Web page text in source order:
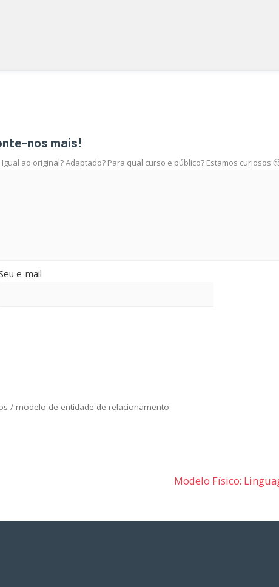
nos mais!
ao original? Adaptado? Para qual curso e público? Estamos curiosos
e-mail
/ modelo de entidade de relacionamento
Modelo Físico: